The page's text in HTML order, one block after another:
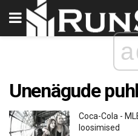
Unenägude
Coca-Cola -
loosimised